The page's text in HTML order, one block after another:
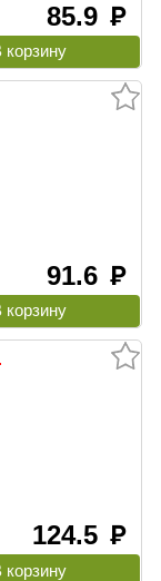
85.9 руб
91.6 руб
124.5 руб